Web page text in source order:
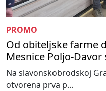
PROMO
Od obiteljske farme
Mesnice Poljo-
Na slavonskobrodskoj
otvorena prva p...